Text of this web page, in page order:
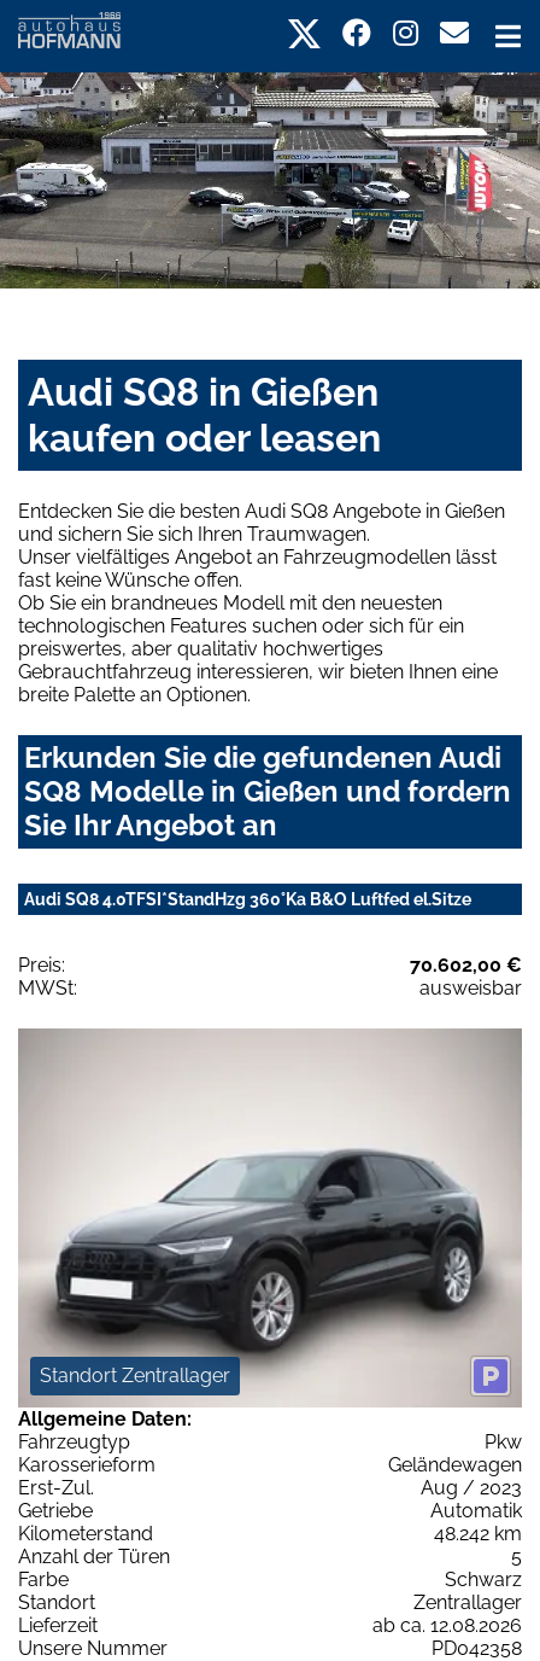
Audi SQ8 in Gießen
kaufen oder leasen
Entdecken Sie die besten Audi SQ8 Angebote in Gießen
und sichern Sie sich Ihren Traumwagen.
Unser vielfältiges Angebot an Fahrzeugmodellen lässt
fast keine Wünsche offen.
Ob Sie ein brandneues Modell mit den neuesten
technologischen Features suchen oder sich für ein
preiswertes, aber qualitativ hochwertiges
Gebrauchtfahrzeug interessieren, wir bieten Ihnen eine
breite Palette an Optionen.
Erkunden Sie die gefundenen Audi
SQ8 Modelle in Gießen und fordern
Sie Ihr Angebot an
Audi SQ8 4.0TFSI*StandHzg 360°Ka B&O Luftfed el.Sitze
Preis:
70.602,00 €
MWSt:
ausweisbar
Standort Zentrallager
Allgemeine Daten:
Fahrzeugtyp
Pkw
Karosserieform
Geländewagen
Erst-Zul.
Aug / 2023
Getriebe
Automatik
Kilometerstand
48.242 km
Anzahl der Türen
5
Farbe
Schwarz
Standort
Zentrallager
Lieferzeit
ab ca. 12.08.2026
Unsere Nummer
PD042358